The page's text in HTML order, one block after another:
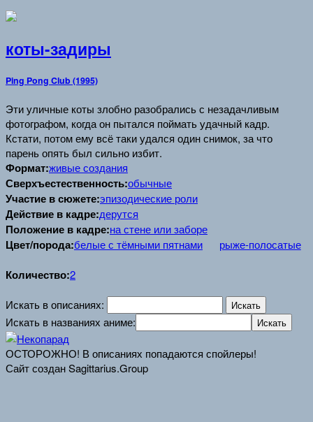
коты-задиры
Ping Pong Club (1995)
Эти уличные коты злобно разобрались с незадачливым
фотографом, когда он пытался поймать удачный кадр.
Кстати, потом ему всё таки удался один снимок, за что
парень опять был сильно избит.
Формат:живые создания
Сверхъестественность:обычные
Участие в сюжете:эпизодические роли
Действие в кадре:дерутся
Положение в кадре:на стене или заборе
Цвет/порода:белые с тёмными пятнами рыже-полосатые
Количество:2
Искать в описаниях:
Искать в названиях аниме:
ОСТОРОЖНО! В описаниях попадаются спойлеры!
Сайт создан Sagittarius.Group